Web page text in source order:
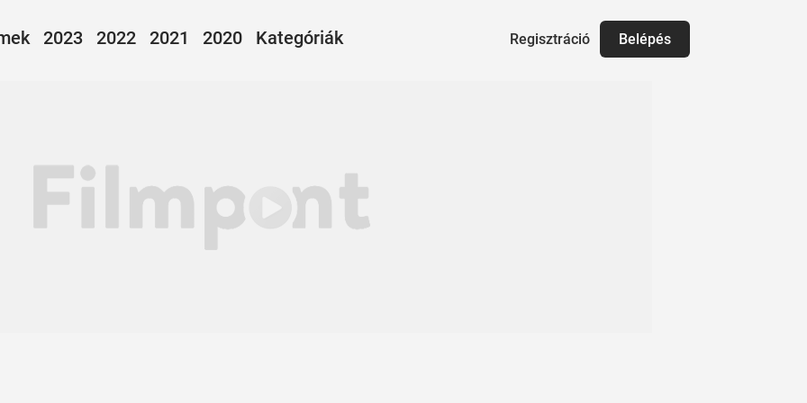
2023 2022 2021 2020 Kategóriák Belépés
Regisztráció